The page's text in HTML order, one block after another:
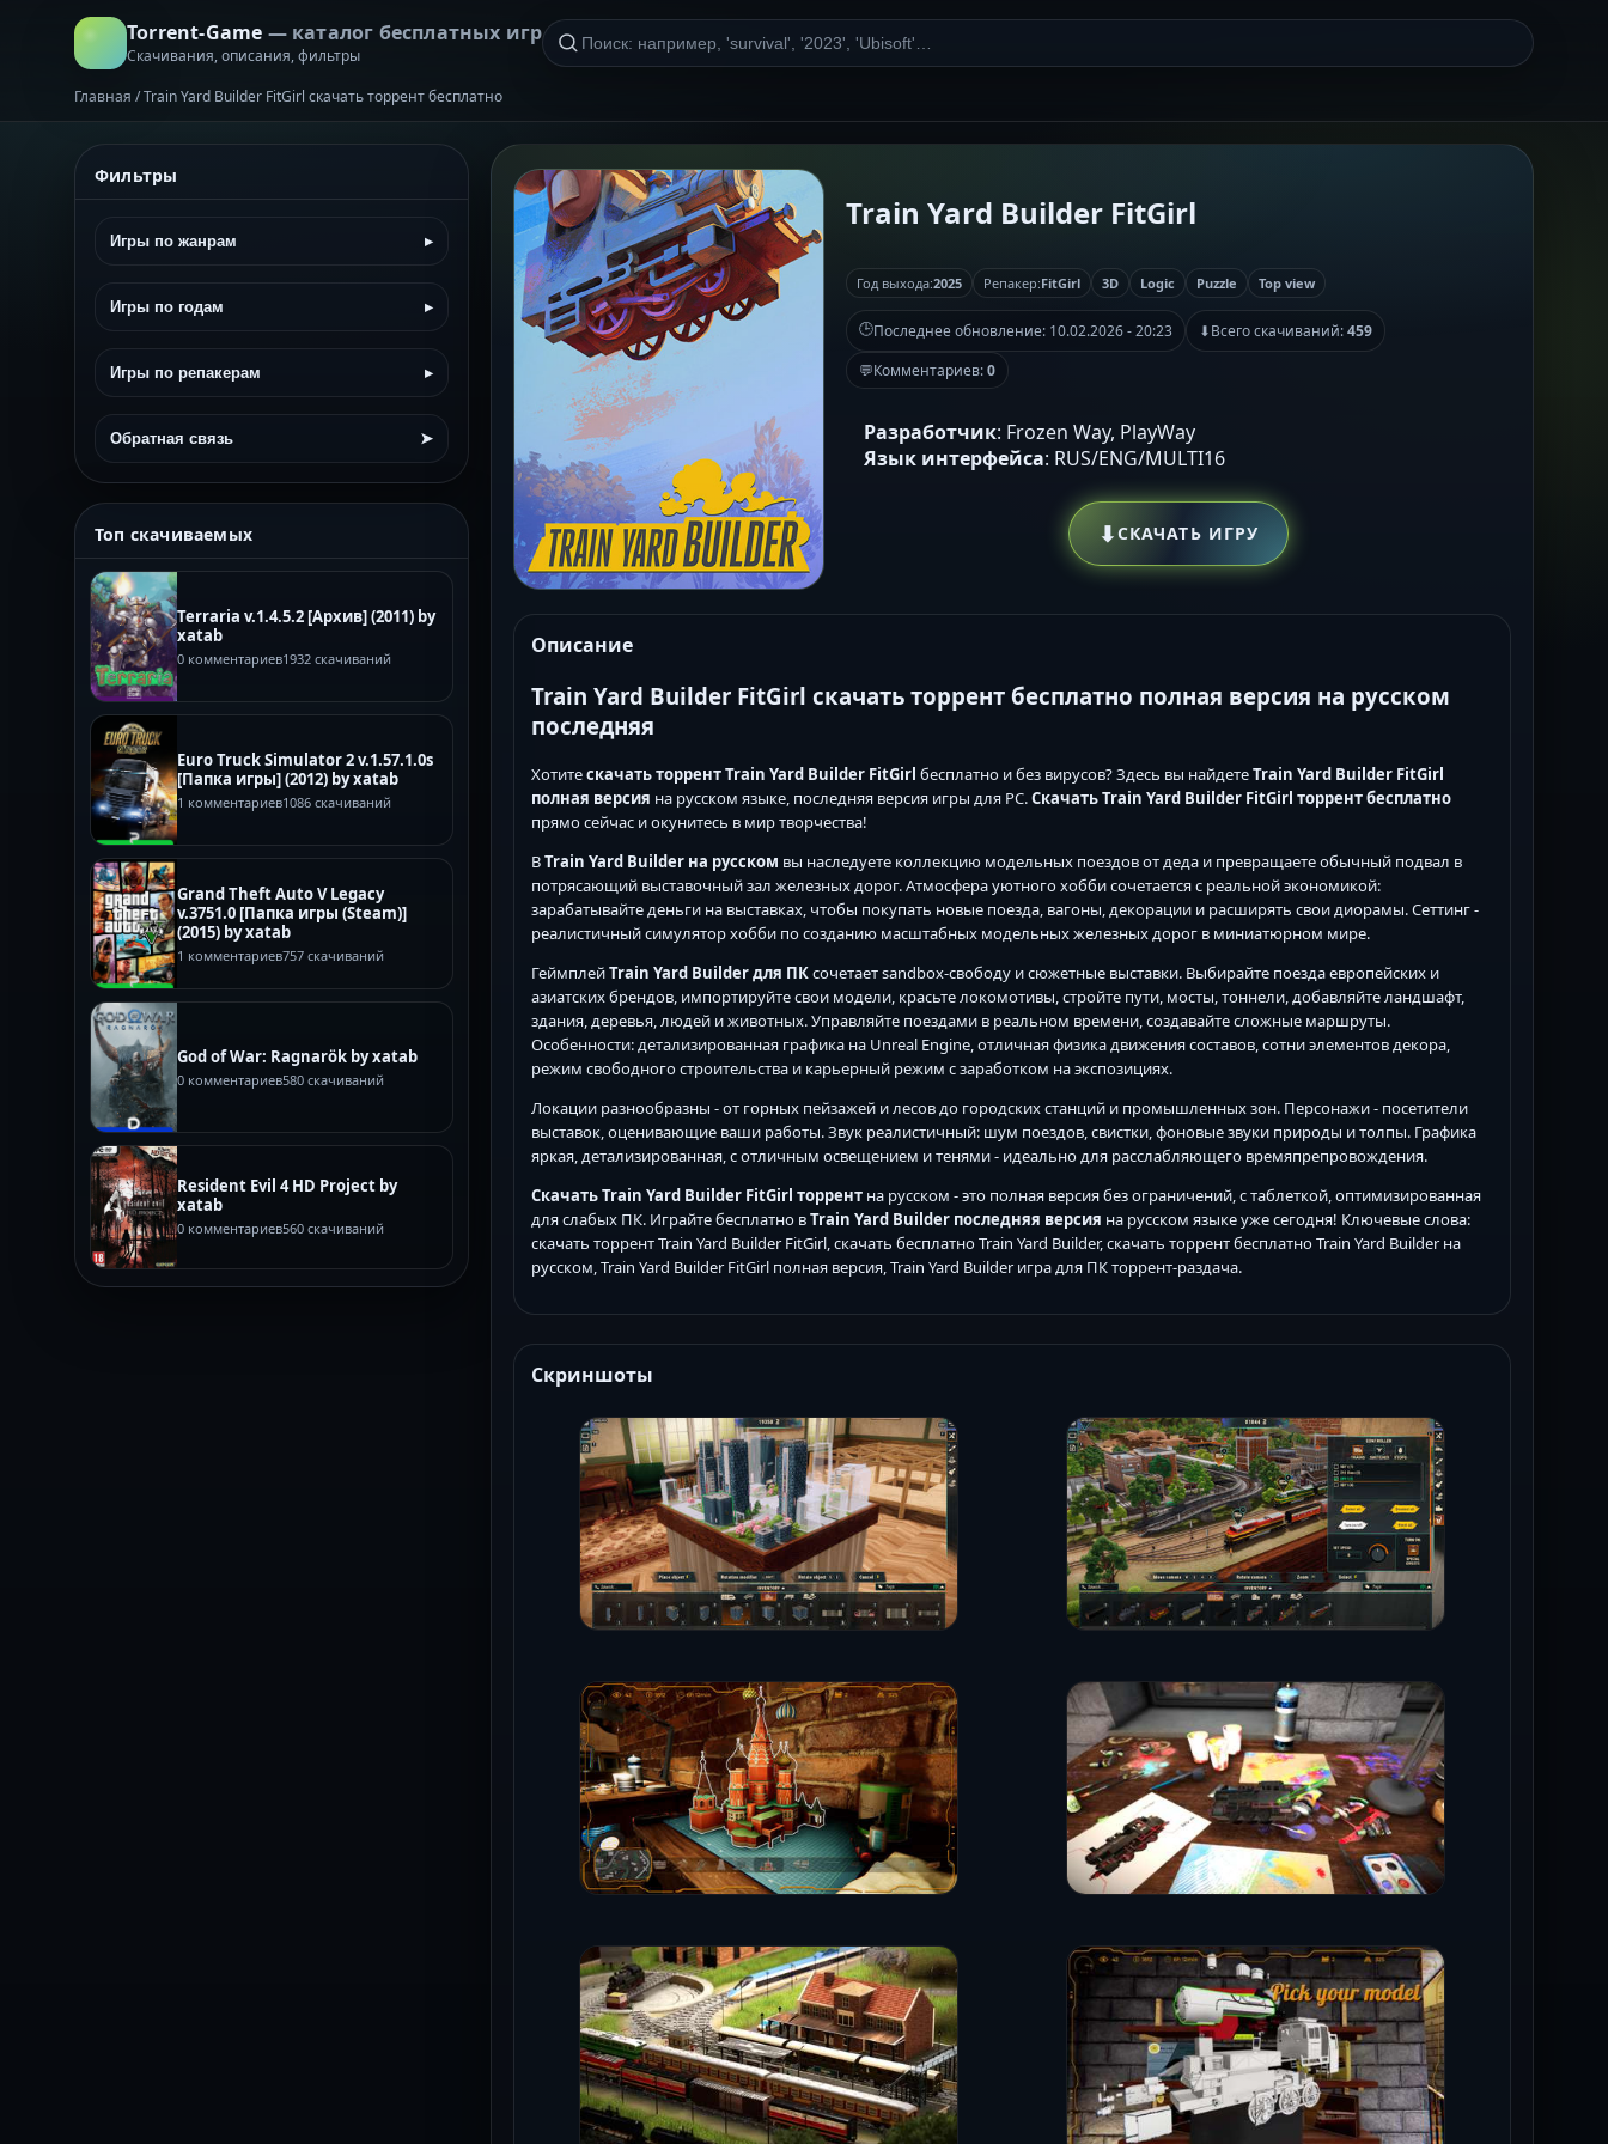
Torrent-Game — каталог бесплатных игр
Скачивания, описания, фильтры
Главная /Train Yard Builder FitGirl скачать торрент бесплатно
Фильтры
Игры по жанрам ▸
Игры по годам ▸
Игры по репакерам ▸
Обратная связь ➤
Топ скачиваемых
Terraria v.1.4.5.2 [Архив] (2011) by
xatab
0 комментариев1932 скачиваний
Euro Truck Simulator 2 v.1.57.1.0s
[Папка игры] (2012) by xatab
1 комментариев1086 скачиваний
Grand Theft Auto V Legacy
v.3751.0 [Папка игры (Steam)]
(2015) by xatab
1 комментариев757 скачиваний
God of War: Ragnarök by xatab
0 комментариев580 скачиваний
Resident Evil 4 HD Project by
xatab
0 комментариев560 скачиваний
Train Yard Builder FitGirl
Год выхода:2025 Репакер:FitGirl 3D Logic Puzzle Top view
🕒Последнее обновление: 10.02.2026 - 20:23 ⬇Всего скачиваний:459
💬Комментариев:0
Разработчик: Frozen Way, PlayWay
Язык интерфейса: RUS/ENG/MULTI16
⬇СКАЧАТЬ ИГРУ
Описание
Train Yard Builder FitGirl скачать торрент бесплатно полная версия на русском
последняя
Хотитескачать торрент Train Yard Builder FitGirl бесплатно и без вирусов? Здесь вы найдетеTrain Yard Builder FitGirl
полная версия на русском языке, последняя версия игры для PC.Скачать Train Yard Builder FitGirl торрент бесплатно
прямо сейчас и окунитесь в мир творчества!
ВTrain Yard Builder на русском вы наследуете коллекцию модельных поездов от деда и превращаете обычный подвал в
потрясающий выставочный зал железных дорог. Атмосфера уютного хобби сочетается с реальной экономикой:
зарабатывайте деньги на выставках, чтобы покупать новые поезда, вагоны, декорации и расширять свои диорамы. Сеттинг -
реалистичный симулятор хобби по созданию масштабных модельных железных дорог в миниатюрном мире.
ГеймплейTrain Yard Builder для ПКсочетает sandbox-свободу и сюжетные выставки. Выбирайте поезда европейских и
азиатских брендов, импортируйте свои модели, красьте локомотивы, стройте пути, мосты, тоннели, добавляйте ландшафт,
здания, деревья, людей и животных. Управляйте поездами в реальном времени, создавайте сложные маршруты.
Особенности: детализированная графика на Unreal Engine, отличная физика движения составов, сотни элементов декора,
режим свободного строительства и карьерный режим с заработком на экспозициях.
Локации разнообразны - от горных пейзажей и лесов до городских станций и промышленных зон. Персонажи - посетители
выставок, оценивающие ваши работы. Звук реалистичный: шум поездов, свистки, фоновые звуки природы и толпы. Графика
яркая, детализированная, с отличным освещением и тенями - идеально для расслабляющего времяпрепровождения.
Скачать Train Yard Builder FitGirl торрент на русском - это полная версия без ограничений, с таблеткой, оптимизированная
для слабых ПК. Играйте бесплатно вTrain Yard Builder последняя версия на русском языке уже сегодня! Ключевые слова:
скачать торрент Train Yard Builder FitGirl, скачать бесплатно Train Yard Builder, скачать торрент бесплатно Train Yard Builder на
русском, Train Yard Builder FitGirl полная версия, Train Yard Builder игра для ПК торрент-раздача.
Скриншоты